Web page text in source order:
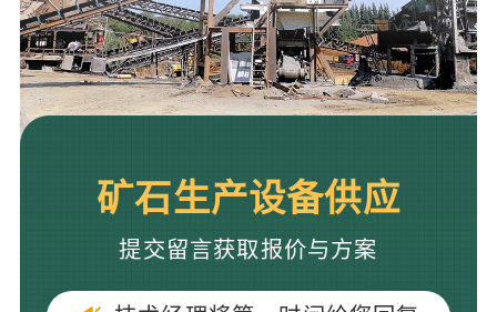
矿石生产设备供应
提交留言获取报价与方案